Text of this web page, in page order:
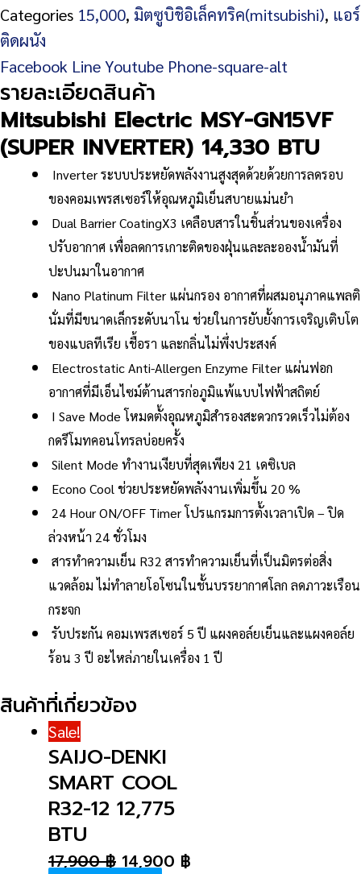
Categories 15,000, มิตซูบิชิอิเล็คทริค(mitsubishi), แอร์
ติดผนัง
Facebook LineYoutube Phone-square-alt
รายละเอียดสินค้า
Mitsubishi Electric MSY-GN15VF
(SUPER INVERTER) 14,330 BTU
Inverter ระบบประหยัดพลังงานสูงสุดด้วยด้วยการลดรอบ
ของคอมเพรสเซอร์ให้อุณหภูมิเย็นสบายแม่นยำ
Dual Barrier CoatingX3 เคลือบสารในชิ้นส่วนของเครื่อง
ปรับอากาศ เพื่อลดการเกาะติดของฝุ่นและละอองน้ำมันที่
ปะปนมาในอากาศ
Nano Platinum Filter แผ่นกรอง อากาศที่ผสมอนุภาคแพลติ
นั่มที่มีขนาดเล็กระดับนาโน ช่วยในการยับยั้งการเจริญเติบโต
ของแบลทีเรีย เชื้อรา และกลิ่นไม่พึ่งประสงค์
Electrostatic Anti-Allergen Enzyme Filter แผ่นฟอก
อากาศที่มีเอ็นไซม์ต้านสารก่อภูมิแพ้แบบไฟฟ้าสถิตย์
I Save Mode โหมดตั้งอุณหภูมิสำรองสะดวกรวดเร็วไม่ต้อง
กดรีโมทคอนโทรลบ่อยครั้ง
Silent Mode ทำงานเงียบที่สุดเพียง 21 เดซิเบล
Econo Cool ช่วยประหยัดพลังงานเพิ่มขึ้น 20 %
24 Hour ON/OFF Timer โปรแกรมการตั้งเวลาเปิด – ปิด
ล่วงหน้า 24 ชั่วโมง
สารทำความเย็น R32 สารทำความเย็นที่เป็นมิตรต่อสิ่ง
แวดล้อม ไม่ทำลายโอโซนในชั้นบรรยากาศโลก ลดภาวะเรือน
กระจก
รับประกัน คอมเพรสเซอร์ 5 ปี แผงคอล์ยเย็นและแผงคอล์ย
ร้อน 3 ปี อะไหล่ภายในเครื่อง 1 ปี
สินค้าที่เกี่ยวข้อง
Sale!
SAIJO-DENKI
SMART COOL
R32-12 12,775
BTU
17,900฿ 14,900 ฿